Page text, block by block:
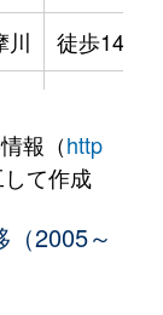
川
徒歩14分
川
徒歩8分
報（http
て作成
2005～